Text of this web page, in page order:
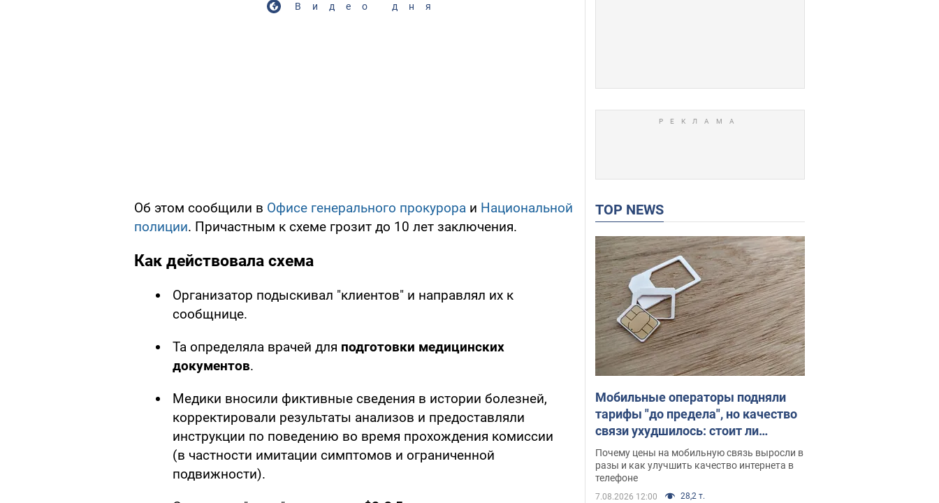
Видео дня
Об этом сообщили в Офисе генерального прокурора и Национальной
полиции. Причастным к схеме грозит до 10 лет заключения.
Как действовала схема
Организатор подыскивал "клиентов" и направлял их к
сообщнице.
Та определяла врачей для подготовки медицинских
документов.
Медики вносили фиктивные сведения в истории болезней,
корректировали результаты анализов и предоставляли
инструкции по поведению во время прохождения комиссии
(в частности имитации симптомов и ограниченной
подвижности).
TOP NEWS
Мобильные операторы подняли
тарифы "до предела", но качество
связи ухудшилось: стоит ли
жаловаться на цены
Почему цены на мобильную связь выросли в
разы и как улучшить качество интернета в
телефоне
7.08.2026 12:00 28,2 т.